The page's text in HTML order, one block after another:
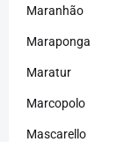
Maranhão
Maraponga
Maratur
Marcopolo
Mascarello